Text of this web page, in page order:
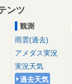
ンツ
観測
雨雲(過去)
アメダス実況
実況天気
過去天気